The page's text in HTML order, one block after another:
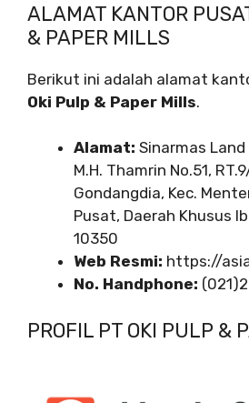
ALAMAT KANTOR
& PAPER MILLS
Berikut ini adalah alamat
Oki Pulp & Paper Mills.
Alamat: Sinarmas Land
M.H. Thamrin No.51,
Gondangdia, Kec.
Pusat, Daerah Khusus
10350
Web Resmi: https://
No. Handphone:
PROFIL PT OKI PULP &